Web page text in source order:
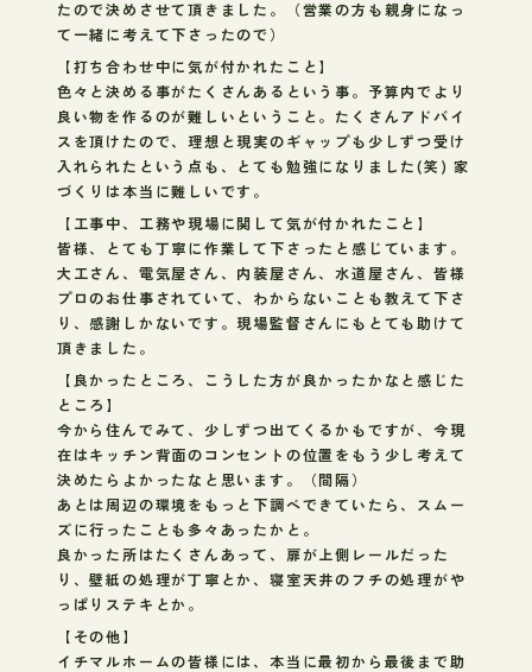
たので決めさせて頂きました。（営業の方も親身になっ
て一緒に考えて下さったので）
【打ち合わせ中に気が付かれたこと】
色々と決める事がたくさんあるという事。予算内でより
良い物を作るのが難しいということ。たくさんアドバイ
スを頂けたので、理想と現実のギャップも少しずつ受け
入れられたという点も、とても勉強になりました(笑) 家
づくりは本当に難しいです。
【工事中、工務や現場に関して気が付かれたこと】
皆様、とても丁寧に作業して下さったと感じています。
大工さん、電気屋さん、内装屋さん、水道屋さん、皆様
プロのお仕事されていて、わからないことも教えて下さ
り、感謝しかないです。現場監督さんにもとても助けて
頂きました。
【良かったところ、こうした方が良かったかなと感じた
ところ】
今から住んでみて、少しずつ出てくるかもですが、今現
在はキッチン背面のコンセントの位置をもう少し考えて
決めたらよかったなと思います。（間隔）
あとは周辺の環境をもっと下調べできていたら、スムー
ズに行ったことも多々あったかと。
良かった所はたくさんあって、扉が上側レールだった
り、壁紙の処理が丁寧とか、寝室天井のフチの処理がや
っぱりステキとか。
【その他】
イチマルホームの皆様には、本当に最初から最後まで助